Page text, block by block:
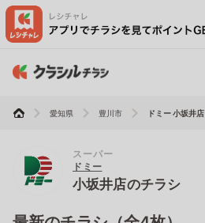
愛知県 豊川市 ドミー 小坂井店
スーパー
ドミー
小坂井店のチラシ